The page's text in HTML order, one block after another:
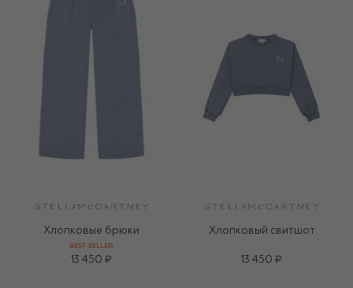
Хлопковые брюки
BEST-SELLER
13 450 ₽
Хлопковый свитшот
13 450 ₽